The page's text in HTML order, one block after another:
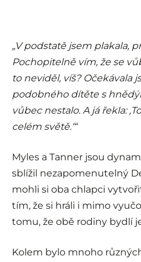
„V podstatě jsem plakala,
Pochopitelně vím, že se
to neviděl, víš? Očekávala
podobného dítěte s
vůbec nestalo. A já řekla:
celém světě.‘“
Myles a Tanner jsou
sblížil nezapomenutelný
mohli si oba chlapci
tím, že si hráli i mimo
tomu, že obě rodiny bydlí
Kolem bylo mnoho